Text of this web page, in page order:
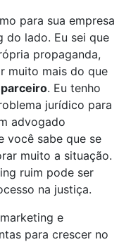
para sua empresa
do lado. Eu sei que
propaganda,
muito mais do que
parceiro. Eu tenho
jurídico para
advogado
você sabe que se
muito a situação.
ruim pode ser
na justiça.
e
para crescer no